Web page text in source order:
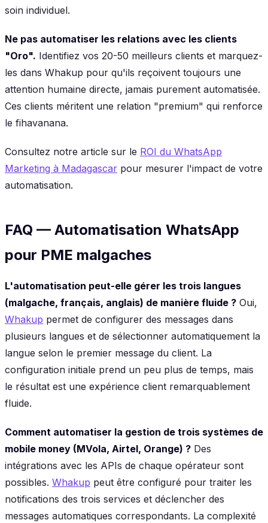
soin individuel.
Ne pas automatiser les relations avec les clients
"Oro". Identifiez vos 20-50 meilleurs clients et marquez-
les dans Whakup pour qu'ils reçoivent toujours une
attention humaine directe, jamais purement automatisée.
Ces clients méritent une relation "premium" qui renforce
le fihavanana.
Consultez notre article sur le ROI du WhatsApp
Marketing à Madagascar pour mesurer l'impact de votre
automatisation.
FAQ — Automatisation WhatsApp
pour PME malgaches
L'automatisation peut-elle gérer les trois langues
(malgache, français, anglais) de manière fluide ? Oui,
Whakup permet de configurer des messages dans
plusieurs langues et de sélectionner automatiquement la
langue selon le premier message du client. La
configuration initiale prend un peu plus de temps, mais
le résultat est une expérience client remarquablement
fluide.
Comment automatiser la gestion de trois systèmes de
mobile money (MVola, Airtel, Orange) ? Des
intégrations avec les APIs de chaque opérateur sont
possibles. Whakup peut être configuré pour traiter les
notifications des trois services et déclencher des
messages automatiques correspondants. La complexité